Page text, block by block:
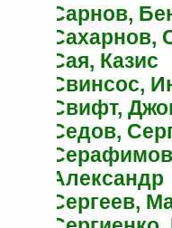
Сарнов,
Сахарнов,
Сая, Казис
Свинсос,
Свифт,
Седов,
Александр
Сергеев,